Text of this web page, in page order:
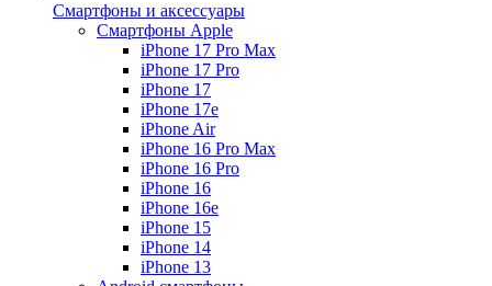
Смартфоны и аксессуары
Смартфоны Apple
iPhone 17 Pro Max
iPhone 17 Pro
iPhone 17
iPhone 17e
iPhone Air
iPhone 16 Pro Max
iPhone 16 Pro
iPhone 16
iPhone 16e
iPhone 15
iPhone 14
iPhone 13